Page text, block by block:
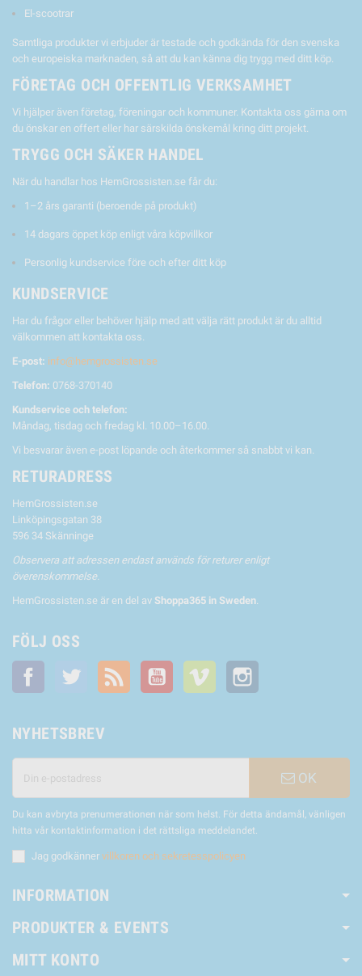
El-scootrar
Samtliga produkter vi erbjuder är testade och godkända för den svenska
och europeiska marknaden, så att du kan känna dig trygg med ditt köp.
FÖRETAG OCH OFFENTLIG VERKSAMHET
Vi hjälper även företag, föreningar och kommuner. Kontakta oss gärna om
du önskar en offert eller har särskilda önskemål kring ditt projekt.
TRYGG OCH SÄKER HANDEL
När du handlar hos HemGrossisten.se får du:
1–2 års garanti (beroende på produkt)
14 dagars öppet köp enligt våra köpvillkor
Personlig kundservice före och efter ditt köp
KUNDSERVICE
Har du frågor eller behöver hjälp med att välja rätt produkt är du alltid
välkommen att kontakta oss.
E-post: info@hemgrossisten.se
Telefon: 0768-370140
Kundservice och telefon:
Måndag, tisdag och fredag kl. 10.00–16.00.
Vi besvarar även e-post löpande och återkommer så snabbt vi kan.
RETURADRESS
HemGrossisten.se
Linköpingsgatan 38
596 34 Skänninge
Observera att adressen endast används för returer enligt
överenskommelse.
HemGrossisten.se är en del av Shoppa365 in Sweden.
FÖLJ OSS
Facebook Twitter RSS YouTube Vimeo
NYHETSBREV
OK
Du kan avbryta prenumerationen när som helst. För detta ändamål, vänligen
hitta vår kontaktinformation i det rättsliga meddelandet.
Jag godkänner villkoren och sekretesspolicyen
INFORMATION
PRODUKTER & EVENTS
MITT KONTO